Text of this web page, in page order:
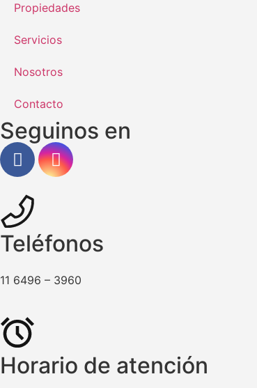
Propiedades
Servicios
Nosotros
Contacto
Seguinos en
Teléfonos
11 6496 – 3960
Horario de atención